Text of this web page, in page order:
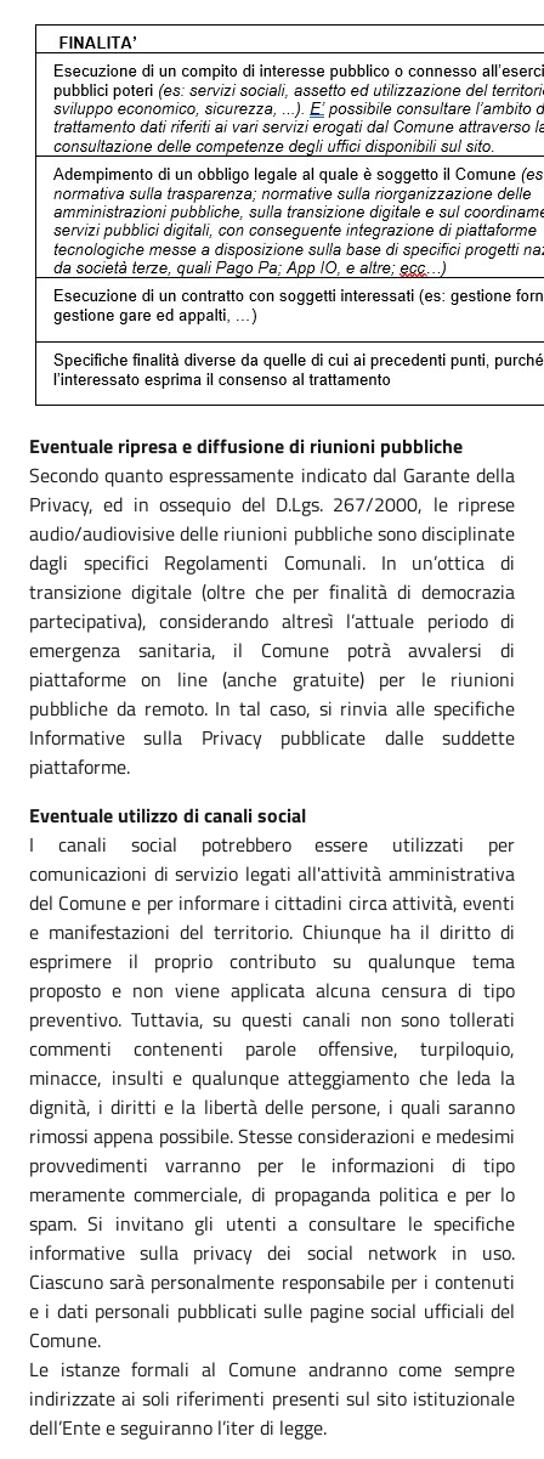
Eventuale ripresa e diffusione di riunioni pubbliche
Secondo quanto espressamente indicato dal Garante della
Privacy, ed in ossequio del D.Lgs. 267/2000, le riprese
audio/audiovisive delle riunioni pubbliche sono disciplinate
dagli specifici Regolamenti Comunali. In un’ottica di
transizione digitale (oltre che per finalità di democrazia
partecipativa), considerando altresì l’attuale periodo di
emergenza sanitaria, il Comune potrà avvalersi di
piattaforme on line (anche gratuite) per le riunioni
pubbliche da remoto. In tal caso, si rinvia alle specifiche
Informative sulla Privacy pubblicate dalle suddette
piattaforme.
Eventuale utilizzo di canali social
I canali social potrebbero essere utilizzati per
comunicazioni di servizio legati all'attività amministrativa
del Comune e per informare i cittadini circa attività, eventi
e manifestazioni del territorio. Chiunque ha il diritto di
esprimere il proprio contributo su qualunque tema
proposto e non viene applicata alcuna censura di tipo
preventivo. Tuttavia, su questi canali non sono tollerati
commenti contenenti parole offensive, turpiloquio,
minacce, insulti e qualunque atteggiamento che leda la
dignità, i diritti e la libertà delle persone, i quali saranno
rimossi appena possibile. Stesse considerazioni e medesimi
provvedimenti varranno per le informazioni di tipo
meramente commerciale, di propaganda politica e per lo
spam. Si invitano gli utenti a consultare le specifiche
informative sulla privacy dei social network in uso.
Ciascuno sarà personalmente responsabile per i contenuti
e i dati personali pubblicati sulle pagine social ufficiali del
Comune.
Le istanze formali al Comune andranno come sempre
indirizzate ai soli riferimenti presenti sul sito istituzionale
dell’Ente e seguiranno l’iter di legge.